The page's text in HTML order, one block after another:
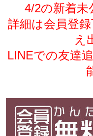
4/2の新着未
詳細は会員登
え
LINEでの友達